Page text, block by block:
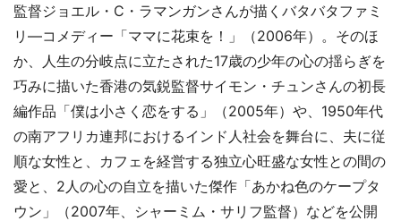
監督ジョエル・C・ラマンガンさんが描くバタバタファミ
リ―コメディー「ママに花束を！」（2006年）。そのほ
か、人生の分岐点に立たされた17歳の少年の心の揺らぎを
巧みに描いた香港の気鋭監督サイモン・チュンさんの初長
編作品「僕は小さく恋をする」（2005年）や、1950年代
の南アフリカ連邦におけるインド人社会を舞台に、夫に従
順な女性と、カフェを経営する独立心旺盛な女性との間の
愛と、2人の心の自立を描いた傑作「あかね色のケープタ
ウン」（2007年、シャーミム・サリフ監督）などを公開